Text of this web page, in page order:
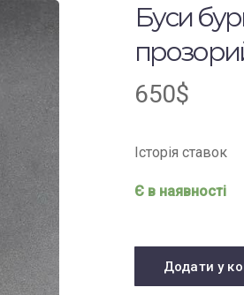
Буси
650$
Історія ставок
Є в наявності
Додати у